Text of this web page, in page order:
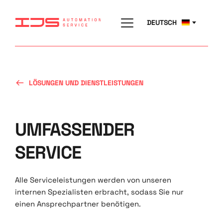
DEUTSCH
LÖSUNGEN UND DIENSTLEISTUNGEN
UMFASSENDER
SERVICE
Alle Serviceleistungen werden von unseren
internen Spezialisten erbracht, sodass Sie nur
einen Ansprechpartner benötigen.